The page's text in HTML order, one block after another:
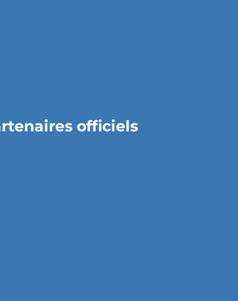
officiels